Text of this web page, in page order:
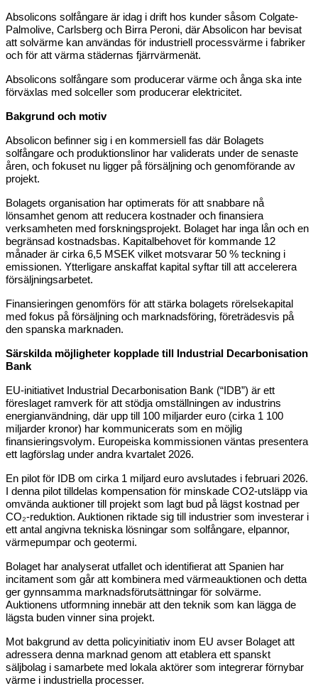
Absolicons solfångare är idag i drift hos kunder såsom Colgate-
Palmolive, Carlsberg och Birra Peroni, där Absolicon har bevisat
att solvärme kan användas för industriell processvärme i fabriker
och för att värma städernas fjärrvärmenät.
Absolicons solfångare som producerar värme och ånga ska inte
förväxlas med solceller som producerar elektricitet.
Bakgrund och motiv
Absolicon befinner sig i en kommersiell fas där Bolagets
solfångare och produktionslinor har validerats under de senaste
åren, och fokuset nu ligger på försäljning och genomförande av
projekt.
Bolagets organisation har optimerats för att snabbare nå
lönsamhet genom att reducera kostnader och finansiera
verksamheten med forskningsprojekt. Bolaget har inga lån och en
begränsad kostnadsbas. Kapitalbehovet för kommande 12
månader är cirka 6,5 MSEK vilket motsvarar 50 % teckning i
emissionen. Ytterligare anskaffat kapital syftar till att accelerera
försäljningsarbetet.
Finansieringen genomförs för att stärka bolagets rörelsekapital
med fokus på försäljning och marknadsföring, företrädesvis på
den spanska marknaden.
Särskilda möjligheter kopplade till Industrial Decarbonisation
Bank
EU-initiativet Industrial Decarbonisation Bank (“IDB”) är ett
föreslaget ramverk för att stödja omställningen av industrins
energianvändning, där upp till 100 miljarder euro (cirka 1 100
miljarder kronor) har kommunicerats som en möjlig
finansieringsvolym. Europeiska kommissionen väntas presentera
ett lagförslag under andra kvartalet 2026.
En pilot för IDB om cirka 1 miljard euro avslutades i februari 2026.
I denna pilot tilldelas kompensation för minskade CO2-utsläpp via
omvända auktioner till projekt som lagt bud på lägst kostnad per
CO₂-reduktion. Auktionen riktade sig till industrier som investerar i
ett antal angivna tekniska lösningar som solfångare, elpannor,
värmepumpar och geotermi.
Bolaget har analyserat utfallet och identifierat att Spanien har
incitament som går att kombinera med värmeauktionen och detta
ger gynnsamma marknadsförutsättningar för solvärme.
Auktionens utformning innebär att den teknik som kan lägga de
lägsta buden vinner sina projekt.
Mot bakgrund av detta policyinitiativ inom EU avser Bolaget att
adressera denna marknad genom att etablera ett spanskt
säljbolag i samarbete med lokala aktörer som integrerar förnybar
värme i industriella processer.